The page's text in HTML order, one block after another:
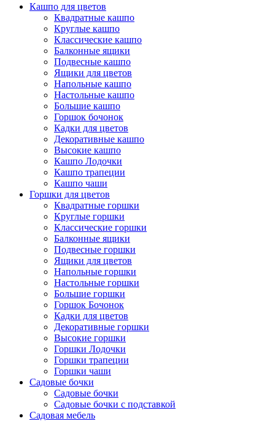
Кашпо для цветов
Квадратные кашпо
Круглые кашпо
Классические кашпо
Балконные ящики
Подвесные кашпо
Ящики для цветов
Напольные кашпо
Настольные кашпо
Большие кашпо
Горшок бочонок
Кадки для цветов
Декоративные кашпо
Высокие кашпо
Кашпо Лодочки
Кашпо трапеции
Кашпо чаши
Горшки для цветов
Квадратные горшки
Круглые горшки
Классические горшки
Балконные ящики
Подвесные горшки
Ящики для цветов
Напольные горшки
Настольные горшки
Большие горшки
Горшок Бочонок
Кадки для цветов
Декоративные горшки
Высокие горшки
Горшки Лодочки
Горшки трапеции
Горшки чаши
Садовые бочки
Садовые бочки
Садовые бочки с подставкой
Садовая мебель